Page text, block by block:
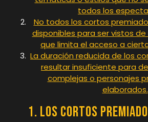
todos los
No todos los cortos
disponibles para ser vistos
que limita el acceso a
La duración reducida de los
resultar insuficiente para
complejas o personajes
elaborados.
1. Los cortos